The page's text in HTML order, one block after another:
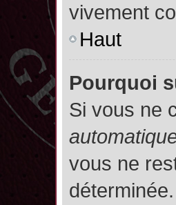
vivement
Haut
Pourquoi
Si vous ne
vous ne